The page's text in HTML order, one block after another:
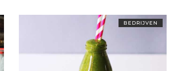
BEDRIJVEN